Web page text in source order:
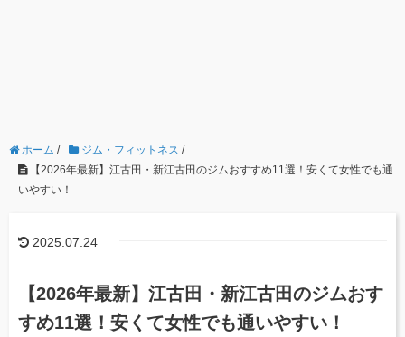
ホーム / ジム・フィットネス /
【2026年最新】江古田・新江古田のジムおすすめ11選！安くて女性でも通
いやすい！
2025.07.24
【2026年最新】江古田・新江古田のジムおす
すめ11選！安くて女性でも通いやすい！